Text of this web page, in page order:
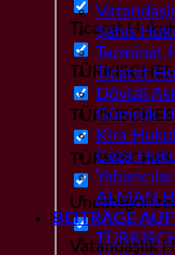
Ticaret
Vatandaşlık
Şahıs
Tazminat
Ticaret
Dövizli
Gümrük
Kira
Ceza
ALMAN
BEITRÄGE